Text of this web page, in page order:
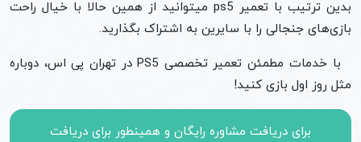
بدین ترتیب با تعمیر ps5 میتوانید از همین حالا با خیال راحت
بازی‌های جنجالی را با سایرین به اشتراک بگذارید.
با خدمات مطمئن تعمیر تخصصی PS5 در تهران پی اس، دوباره
مثل روز اول بازی کنید!
برای دریافت مشاوره رایگان و همینطور برای دریافت